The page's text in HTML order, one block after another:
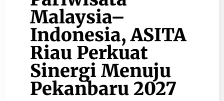
Malaysia–
Indonesia, ASITA
Riau Perkuat
Sinergi Menuju
Pekanbaru 2027